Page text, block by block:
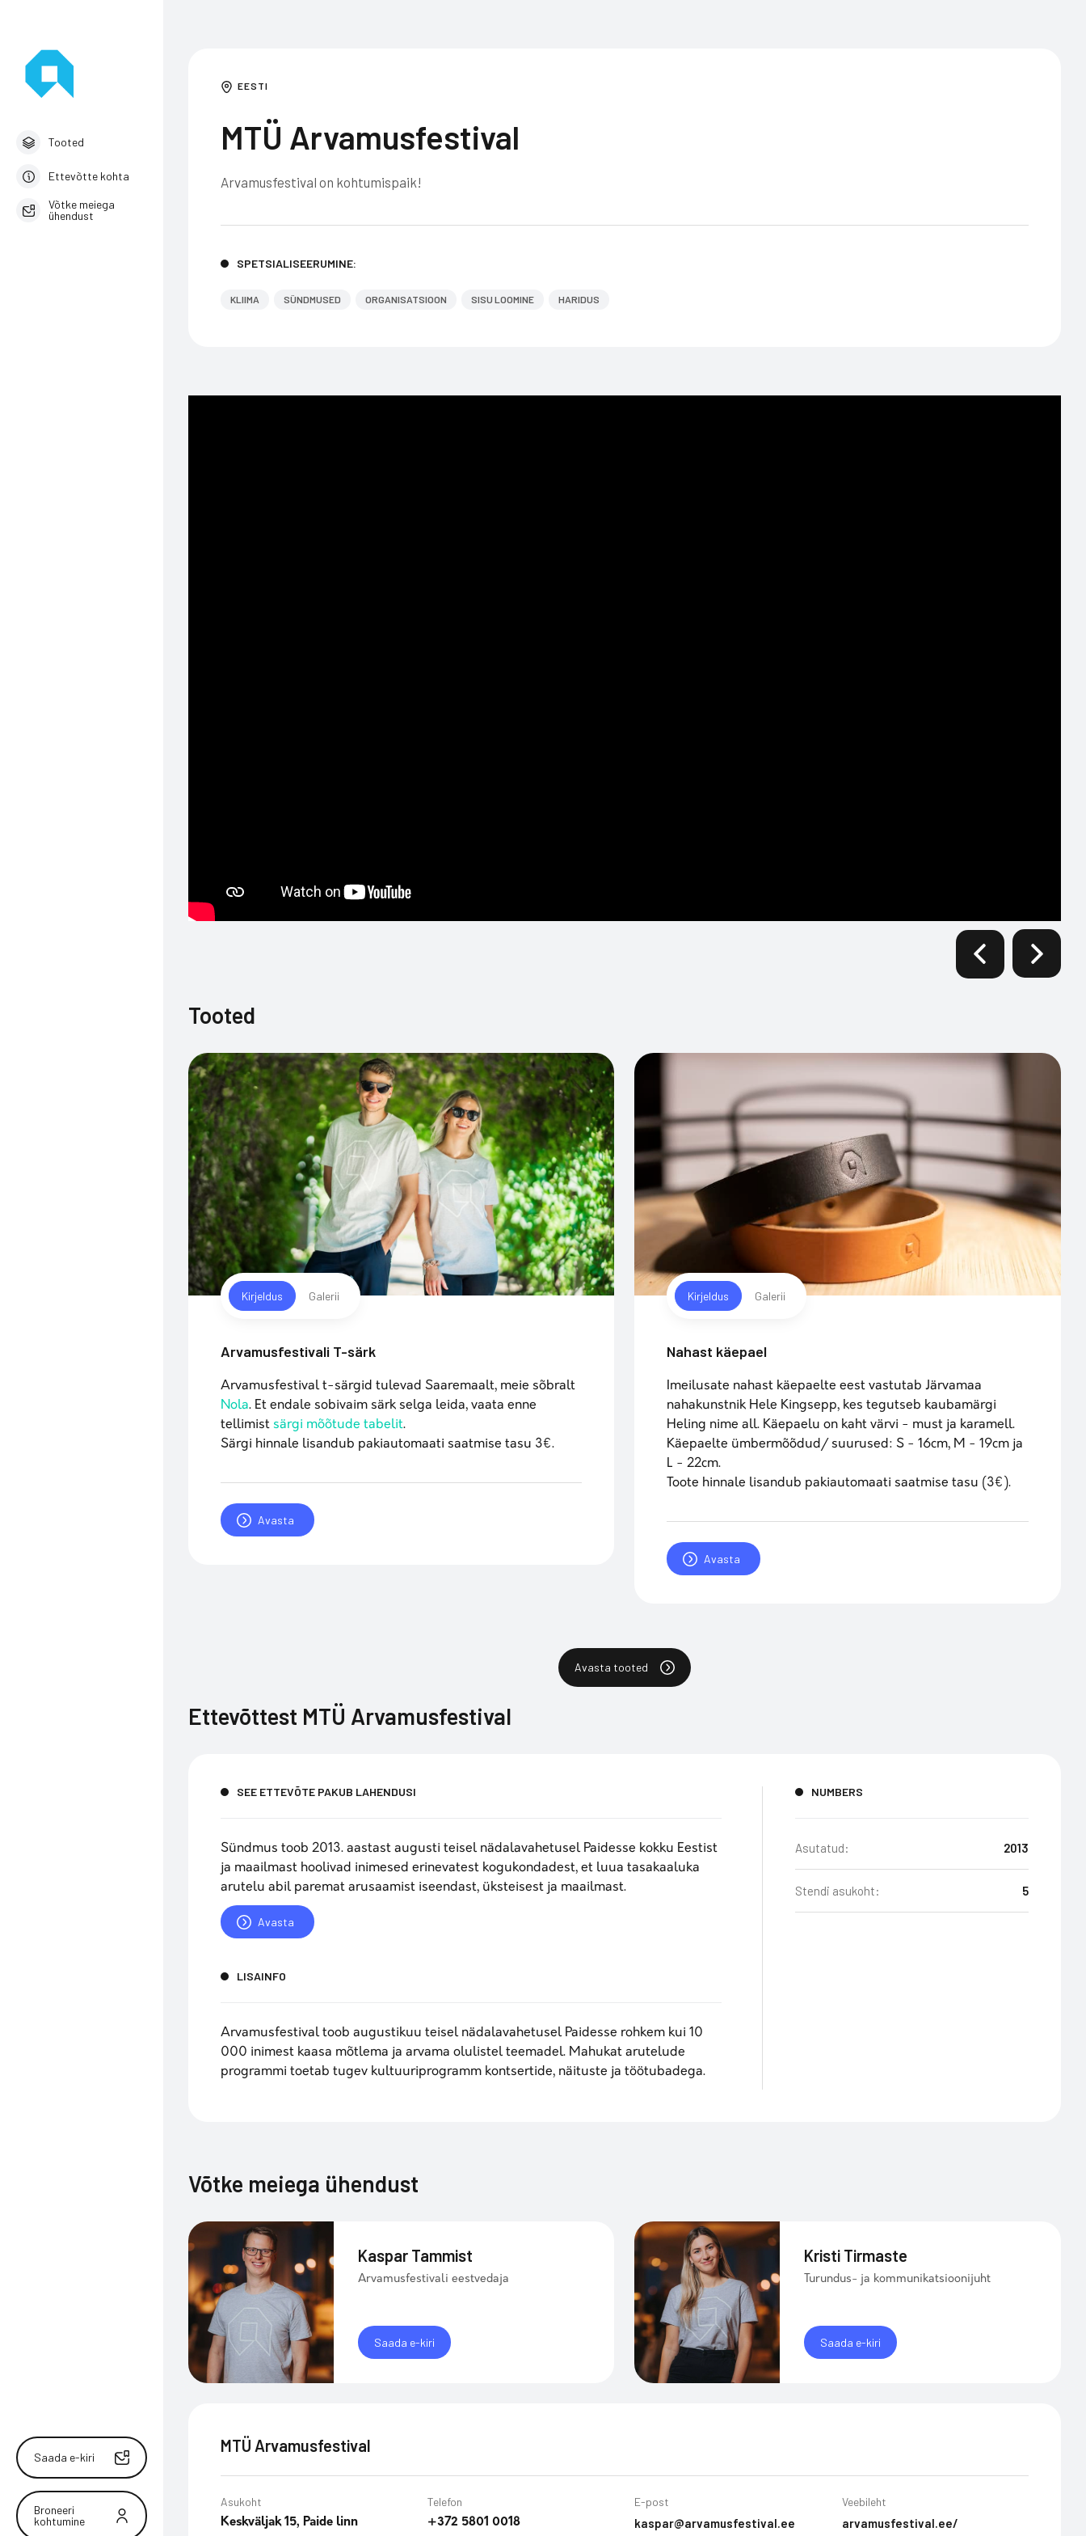
Tooted
Ettevõtte kohta
Võtke meiega
ühendust
Saada e-kiri
Broneeri
kohtumine
EESTI
MTÜ Arvamusfestival
Arvamusfestival on kohtumispaik!
SPETSIALISEERUMINE:
KLIIMA SÜNDMUSED ORGANISATSIOON SISU LOOMINE HARIDUS
Tooted
Kirjeldus Galerii
Arvamusfestivali T-särk
Arvamusfestival t-särgid tulevad Saaremaalt, meie sõbralt
Nola. Et endale sobivaim särk selga leida, vaata enne
tellimist särgi mõõtude tabelit.
Särgi hinnale lisandub pakiautomaati saatmise tasu 3€.
Avasta
Kirjeldus Galerii
Nahast käepael
Imeilusate nahast käepaelte eest vastutab Järvamaa
nahakunstnik Hele Kingsepp, kes tegutseb kaubamärgi
Heling nime all. Käepaelu on kaht värvi - must ja karamell.
Käepaelte ümbermõõdud/ suurused: S - 16cm, M - 19cm ja
L - 22cm.
Toote hinnale lisandub pakiautomaati saatmise tasu (3€).
Avasta
Avasta tooted
Ettevõttest MTÜ Arvamusfestival
SEE ETTEVÕTE PAKUB LAHENDUSI
Sündmus toob 2013. aastast augusti teisel nädalavahetusel Paidesse kokku Eestist
ja maailmast hoolivad inimesed erinevatest kogukondadest, et luua tasakaaluka
arutelu abil paremat arusaamist iseendast, üksteisest ja maailmast.
Avasta
LISAINFO
Arvamusfestival toob augustikuu teisel nädalavahetusel Paidesse rohkem kui 10
000 inimest kaasa mõtlema ja arvama olulistel teemadel. Mahukat arutelude
programmi toetab tugev kultuuriprogramm kontsertide, näituste ja töötubadega.
NUMBERS
Asutatud: 2013
Stendi asukoht: 5
Võtke meiega ühendust
Kaspar Tammist
Arvamusfestivali eestvedaja
Saada e-kiri
Kristi Tirmaste
Turundus- ja kommunikatsioonijuht
Saada e-kiri
MTÜ Arvamusfestival
Asukoht
Keskväljak 15, Paide linn
Telefon
+372 5801 0018
E-post
kaspar@arvamusfestival.ee
Veebileht
arvamusfestival.ee/